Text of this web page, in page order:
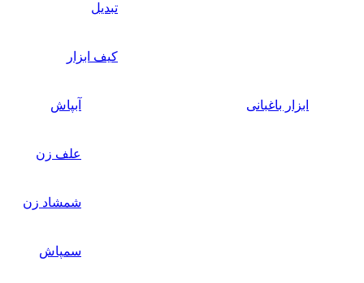
تبدیل
کیف ابزار
ابزار باغبانی آبپاش
علف زن
شمشاد زن
سمپاش